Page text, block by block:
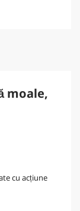
moale,
cu acțiune